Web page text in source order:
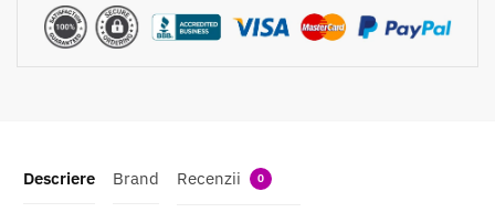
Descriere Brand Recenzii 0